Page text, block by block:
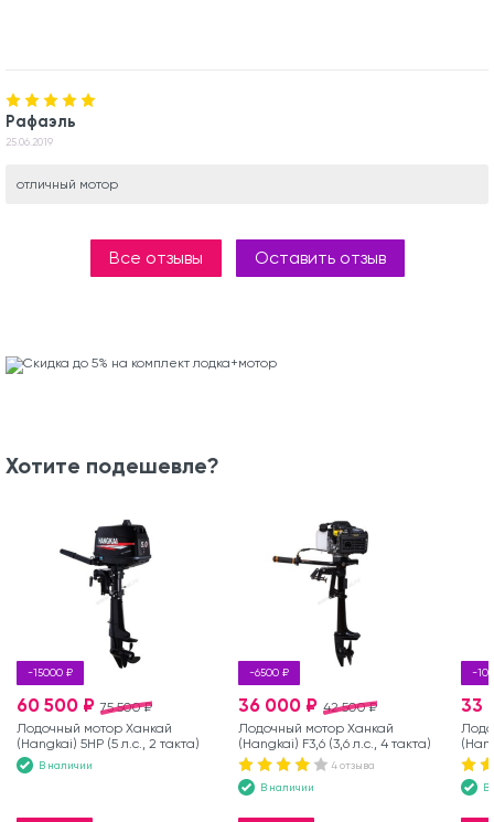
Рафаэль
25.06.2019
отличный мотор
Все отзывы Оставить отзыв
Хотите подешевле?
-15000 ₽
75 500 ₽
60 500 ₽
Лодочный мотор Ханкай
(Hangkai) 5HP (5 л.с., 2 такта)
В наличии
-6500 ₽
42 500 ₽
36 000 ₽
Лодочный мотор Ханкай
(Hangkai) F3,6 (3,6 л.с., 4 такта)
4 отзыва
В наличии
-
33
В